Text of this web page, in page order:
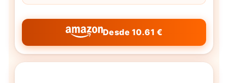
Desde 10.61 €